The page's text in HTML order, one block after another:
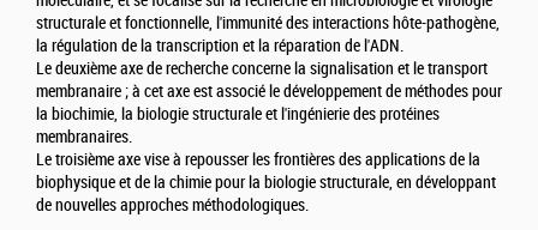
structurale et fonctionnelle, l'immunité des interactions hôte-pathogène,
la régulation de la transcription et la réparation de l'ADN.
Le deuxième axe de recherche concerne la signalisation et le transport
membranaire ; à cet axe est associé le développement de méthodes pour
la biochimie, la biologie structurale et l'ingénierie des protéines
membranaires.
Le troisième axe vise à repousser les frontières des applications de la
biophysique et de la chimie pour la biologie structurale, en développant
de nouvelles approches méthodologiques.